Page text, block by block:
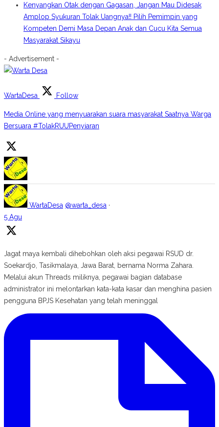
Kenyangkan Otak dengan Gagasan, Jangan Mau Didesak
Amplop Syukuran Tolak Uangnya!! Pilih Pemimpin yang
Kompeten Demi Masa Depan Anak dan Cucu Kita Semua
Masyarakat Sikayu
- Advertisement -
WartaDesa Follow
Media Online yang menyuarakan suara masyarakat Saatnya Warga
Bersuara #TolakRUUPenyiaran
WartaDesa @warta_desa ·
5 Agu
Jagat maya kembali dihebohkan oleh aksi pegawai RSUD dr.
Soekardjo, Tasikmalaya, Jawa Barat, bernama Norma Zahara.
Melalui akun Threads miliknya, pegawai bagian database
administrator ini melontarkan kata-kata kasar dan menghina pasien
pengguna BPJS Kesehatan yang telah meninggal